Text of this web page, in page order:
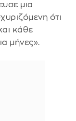
μια
ότι
κάθε
μήνες».